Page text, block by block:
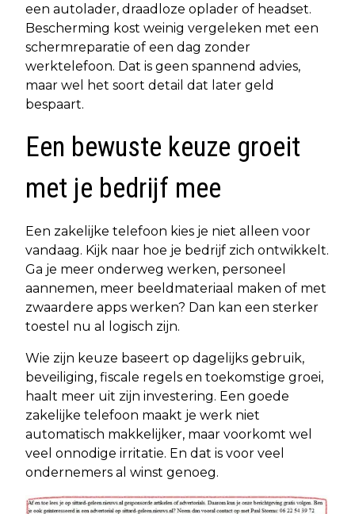
een autolader, draadloze oplader of headset.
Bescherming kost weinig vergeleken met een
schermreparatie of een dag zonder
werktelefoon. Dat is geen spannend advies,
maar wel het soort detail dat later geld
bespaart.
Een bewuste keuze groeit
met je bedrijf mee
Een zakelijke telefoon kies je niet alleen voor
vandaag. Kijk naar hoe je bedrijf zich ontwikkelt.
Ga je meer onderweg werken, personeel
aannemen, meer beeldmateriaal maken of met
zwaardere apps werken? Dan kan een sterker
toestel nu al logisch zijn.
Wie zijn keuze baseert op dagelijks gebruik,
beveiliging, fiscale regels en toekomstige groei,
haalt meer uit zijn investering. Een goede
zakelijke telefoon maakt je werk niet
automatisch makkelijker, maar voorkomt wel
veel onnodige irritatie. En dat is voor veel
ondernemers al winst genoeg.